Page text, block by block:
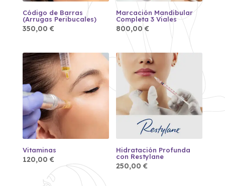
Código de Barras
(Arrugas Peribucales)
350,00 €
Marcación Mandibular
Completa 3 Viales
800,00€
Vitaminas
120,00 €
Hidratación Profunda
con Restylane
250,00€